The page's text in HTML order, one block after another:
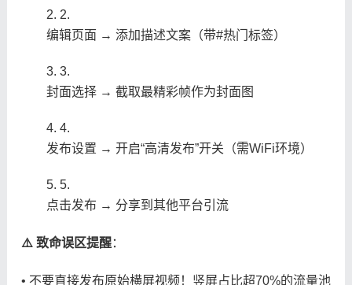
2.
编辑页面 → 添加描述文案（带#热门标签）
3.
封面选择 → 截取最精彩帧作为封面图
4.
发布设置 → 开启“高清发布”开关（需WiFi环境）
5.
点击发布 → 分享到其他平台引流
​⚠️ 致命误区提醒​​：
• 不要直接发布原始横屏视频！竖屏占比超70%的流量池